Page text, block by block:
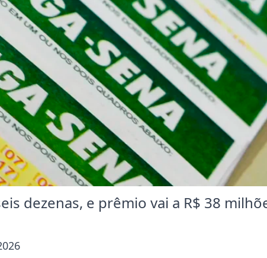
dezenas, e prêmio vai a R$ 38